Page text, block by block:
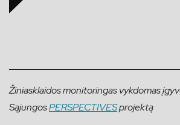
Žiniasklaidos monitoringas vykdomas
SąjungosPERSPECTIVESprojektą